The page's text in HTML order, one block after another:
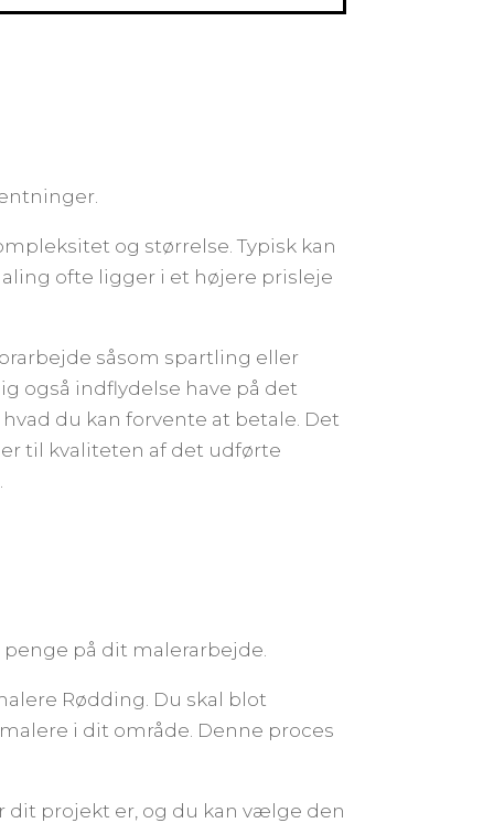
og størrelse. Typisk kan
ofte ligger i et højere prisleje
såsom spartling eller
også indflydelse have på det
du kan forvente at betale. Det
til kvaliteten af det udførte
på dit malerarbejde.
Rødding. Du skal blot
i dit område. Denne proces
dit projekt er, og du kan vælge den